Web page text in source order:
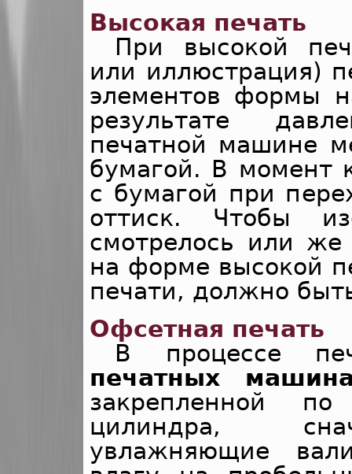
Высокая печать
При высокой
или иллюстрация)
элементов формы
результате
печатной машине
бумагой. В момент
с бумагой при
оттиск. Чтобы
смотрелось или же
на форме высокой
печати, должно
Офсетная печать
В процессе
печатных
закрепленной
цилиндра,
увлажняющие